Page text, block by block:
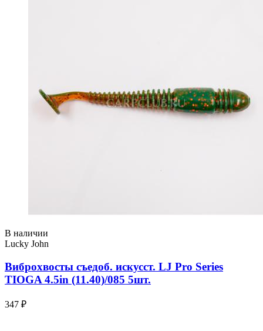
В наличии
Lucky John
Виброхвосты съедоб. искусст. LJ Pro Series
TIOGA 4.5in (11.40)/085 5шт.
347 ₽